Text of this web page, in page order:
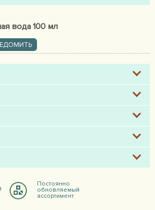
вода 100 мл
Постоянно
обновляемый
ассортимент